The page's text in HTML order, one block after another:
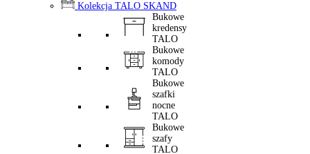
Kolekcja TALO SKAND
Bukowe
kredensy
TALO
Bukowe
komody
TALO
Bukowe
szafki
nocne
TALO
Bukowe
szafy
TALO